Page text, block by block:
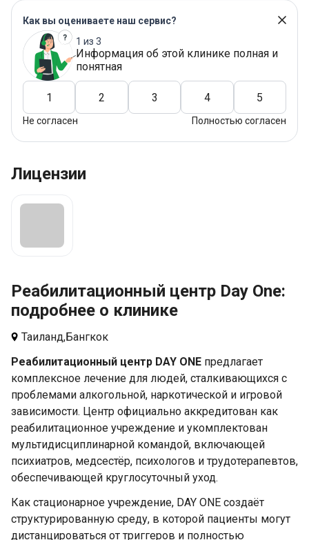
Как вы оцениваете наш сервис?
1 из 3
Информация об этой клинике полная и
понятная
1 2 3 4 5
Не согласен Полностью согласен
Лицензии
Реабилитационный центр Day One:
подробнее о клинике
Таиланд,Бангкок
Реабилитационный центр DAY ONE предлагает
комплексное лечение для людей, сталкивающихся с
проблемами алкогольной, наркотической и игровой
зависимости. Центр официально аккредитован как
реабилитационное учреждение и укомплектован
мультидисциплинарной командой, включающей
психиатров, медсестёр, психологов и трудотерапевтов,
обеспечивающей круглосуточный уход.
Как стационарное учреждение, DAY ONE создаёт
структурированную среду, в которой пациенты могут
дистанцироваться от триггеров и полностью